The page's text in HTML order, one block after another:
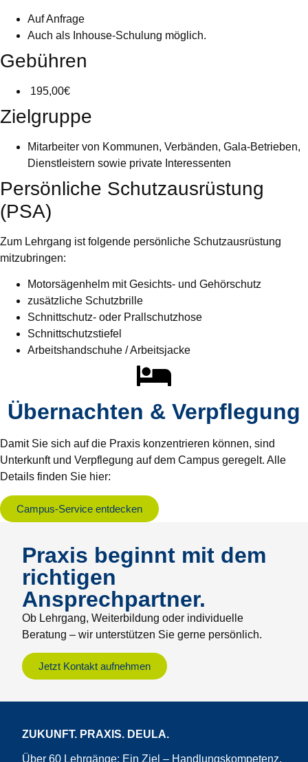
Auf Anfrage
Auch als Inhouse-Schulung möglich.
Gebühren
195,00€
Zielgruppe
Mitarbeiter von Kommunen, Verbänden, Gala-Betrieben,
Dienstleistern sowie private Interessenten
Persönliche Schutzausrüstung
(PSA)
Zum Lehrgang ist folgende persönliche Schutzausrüstung
mitzubringen:
Motorsägenhelm mit Gesichts- und Gehörschutz
zusätzliche Schutzbrille
Schnittschutz- oder Prallschutzhose
Schnittschutzstiefel
Arbeitshandschuhe / Arbeitsjacke
Übernachten & Verpflegung
Damit Sie sich auf die Praxis konzentrieren können, sind
Unterkunft und Verpflegung auf dem Campus geregelt. Alle
Details finden Sie hier:
Campus-Service entdecken
Praxis beginnt mit dem
richtigen
Ansprechpartner.
Ob Lehrgang, Weiterbildung oder individuelle
Beratung – wir unterstützen Sie gerne persönlich.
Jetzt Kontakt aufnehmen
ZUKUNFT. PRAXIS. DEULA.
Über 60 Lehrgänge: Ein Ziel – Handlungskompetenz.